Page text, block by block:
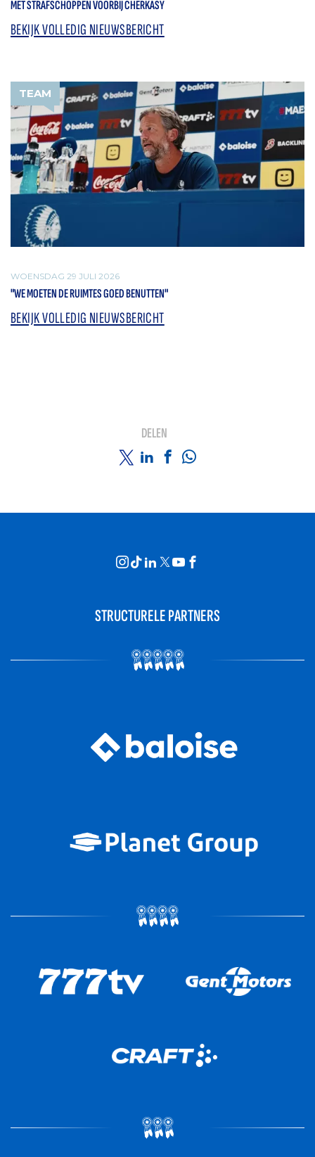
MET STRAFSCHOPPEN VOORBIJ CHERKASY
BEKIJK VOLLEDIG NIEUWSBERICHT
TEAM
WOENSDAG 29 JULI 2026
"WE MOETEN DE RUIMTES GOED BENUTTEN"
BEKIJK VOLLEDIG NIEUWSBERICHT
DELEN
STRUCTURELE PARTNERS